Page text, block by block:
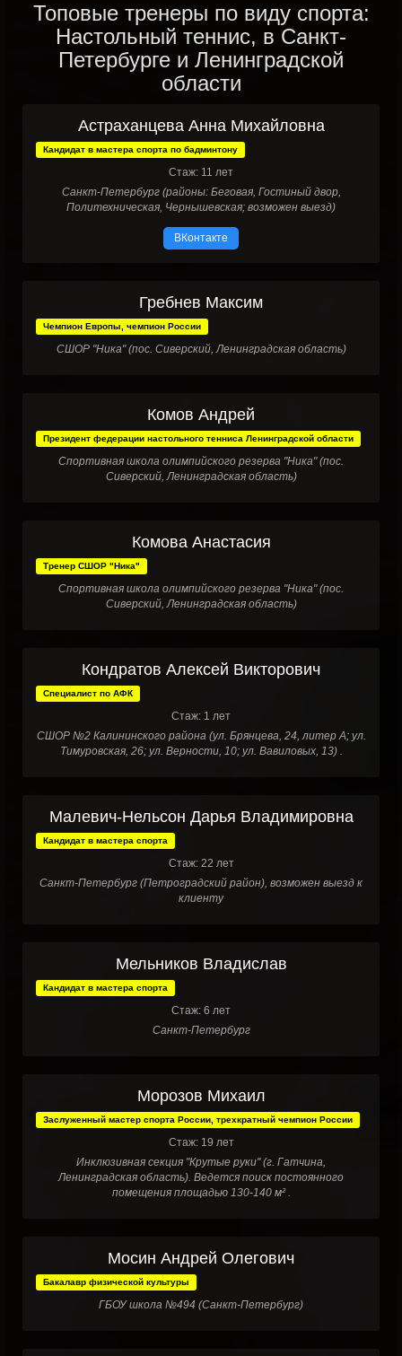
Топовые тренеры по виду спорта:
Настольный теннис, в Санкт-
Петербурге и Ленинградской
области
Астраханцева Анна Михайловна
Кандидат в мастера спорта по бадминтону
Стаж: 11 лет
Санкт-Петербург (районы: Беговая, Гостиный двор,
Политехническая, Чернышевская; возможен выезд)
ВКонтакте
Гребнев Максим
Чемпион Европы, чемпион России
СШОР "Ника" (пос. Сиверский, Ленинградская область)
Комов Андрей
Президент федерации настольного тенниса Ленинградской области
Спортивная школа олимпийского резерва "Ника" (пос.
Сиверский, Ленинградская область)
Комова Анастасия
Тренер СШОР "Ника"
Спортивная школа олимпийского резерва "Ника" (пос.
Сиверский, Ленинградская область)
Кондратов Алексей Викторович
Специалист по АФК
Стаж: 1 лет
СШОР №2 Калининского района (ул. Брянцева, 24, литер А; ул.
Тимуровская, 26; ул. Верности, 10; ул. Вавиловых, 13) .
Малевич-Нельсон Дарья Владимировна
Кандидат в мастера спорта
Стаж: 22 лет
Санкт-Петербург (Петроградский район), возможен выезд к
клиенту
Мельников Владислав
Кандидат в мастера спорта
Стаж: 6 лет
Санкт-Петербург
Морозов Михаил
Заслуженный мастер спорта России, трехкратный чемпион России
Стаж: 19 лет
Инклюзивная секция "Крутые руки" (г. Гатчина,
Ленинградская область). Ведется поиск постоянного
помещения площадью 130-140 м² .
Мосин Андрей Олегович
Бакалавр физической культуры
ГБОУ школа №494 (Санкт-Петербург)